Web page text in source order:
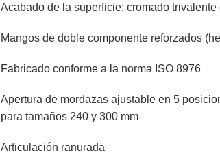
Acabado de la superficie: cromado
Mangos de doble componente reforzados
Fabricado conforme a la norma ISO 8976
Apertura de mordazas ajustable en 5
para tamaños 240 y 300 mm
Articulación ranurada